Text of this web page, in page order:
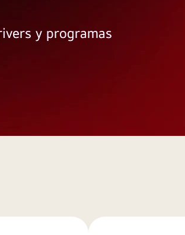
y programas